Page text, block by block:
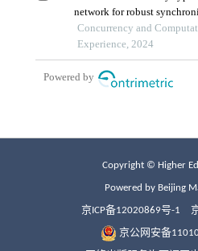
Copyright © Higher
Powered by Beijing
京ICP备12020869号-1
京公网安备